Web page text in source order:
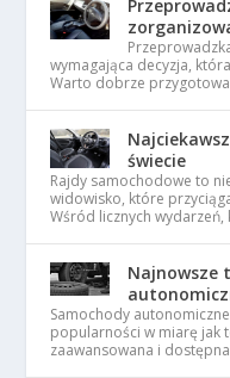
wymagająca decyzja,
Warto dobrze
świecie
Rajdy samochodowe to
widowisko, które
Wśród licznych wydarzeń,
Najnowsze
Samochody
popularności w miarę jak
zaawansowana i